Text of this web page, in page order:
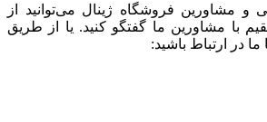
و مشاورین فروشگاه ژینال می‌توانید از
با مشاورین ما گفتگو کنید. یا از طریق
در ارتباط باشید: